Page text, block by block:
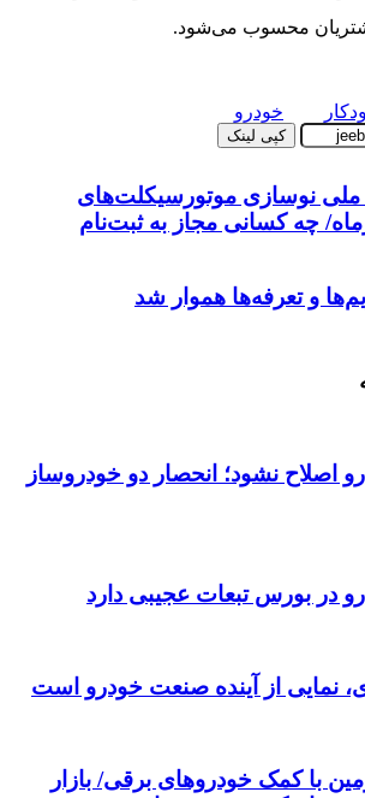
محسوب می‌شود.
خودرو
کپی لینک
ملی نوسازی موتورسیکلت‌های
از ۲۴ تیرماه/ چه کسانی مجاز به ثبت‌نام
و تعرفه‌ها هموار شد
اصلاح نشود؛ انحصار دو خودروساز
در بورس تبعات عجیبی دارد
نمایی از آینده صنعت خودرو است
با کمک خودروهای برقی/ بازار